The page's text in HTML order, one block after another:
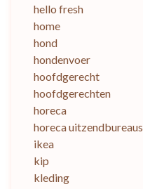
hello fresh
home
hond
hondenvoer
hoofdgerecht
hoofdgerechten
horeca
horeca uitzendbureaus
ikea
kip
kleding